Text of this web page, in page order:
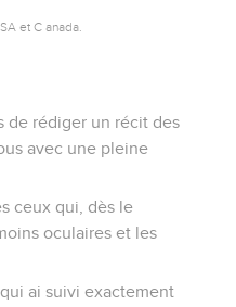
et C anada.
de rédiger un récit des
avec une pleine
ceux qui, dès le
oculaires et les
ai suivi exactement